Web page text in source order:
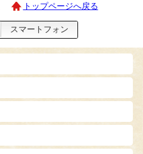
トップページへ戻る
スマートフォン